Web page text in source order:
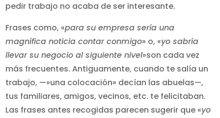
pedir trabajo no acaba de ser interesante.
Frases como, «para su empresa sería una
magnífica noticia contar conmigo» o, «yo sabría
llevar su negocio al siguiente nivel»son cada vez
más frecuentes. Antiguamente, cuando te salía un
trabajo, —»una colocación» decían las abuelas—,
tus familiares, amigos, vecinos, etc. te felicitaban.
Las frases antes recogidas parecen sugerir que «yo